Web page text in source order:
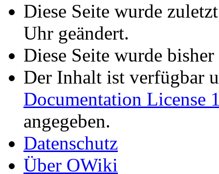
Diese Seite wurde
Uhr geändert.
Diese Seite wurde
Der Inhalt ist verfügbar
Documentation License
angegeben.
Datenschutz
Über OWiki